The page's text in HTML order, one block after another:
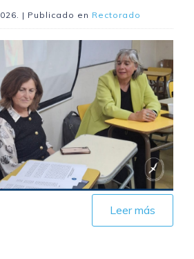
. | Publicado en Rectorado
Leer más